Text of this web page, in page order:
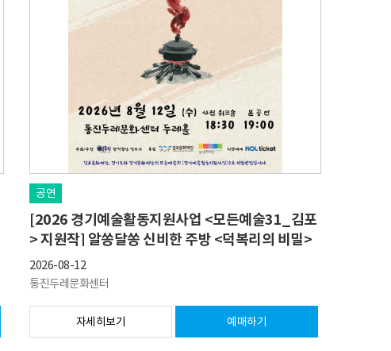
공연
[2026 경기예술활동지원사업 <모든예술31_김포
> 지원작] 알쏭달쏭 신비한 주방 <덕복리의 비밀>
2026-08-12
통진두레문화센터
자세히보기 예매하기